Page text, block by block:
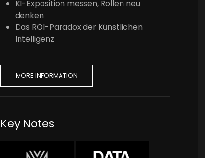
KI-Exposition messen, Rollen neu
denken
Das ROI-Paradox der Künstlichen
Intelligenz
MORE INFORMATION
Key Notes